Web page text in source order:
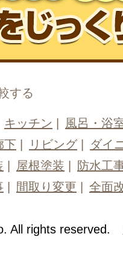
する
キッチン
風呂・浴
下 リビング
ダイ
屋根塗装
防水工
間取り変更 全面
All rights reserved.